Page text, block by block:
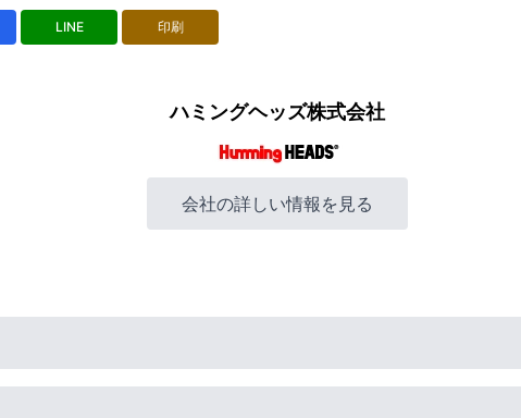
LINE 印刷
ハミングヘッズ株式会社
会社の詳しい情報を見る